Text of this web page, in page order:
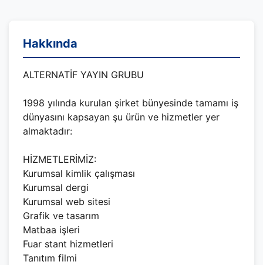
Hakkında
ALTERNATİF YAYIN GRUBU
1998 yılında kurulan şirket bünyesinde tamamı iş
dünyasını kapsayan şu ürün ve hizmetler yer
almaktadır:
HİZMETLERİMİZ:
Kurumsal kimlik çalışması
Kurumsal dergi
Kurumsal web sitesi
Grafik ve tasarım
Matbaa işleri
Fuar stant hizmetleri
Tanıtım filmi